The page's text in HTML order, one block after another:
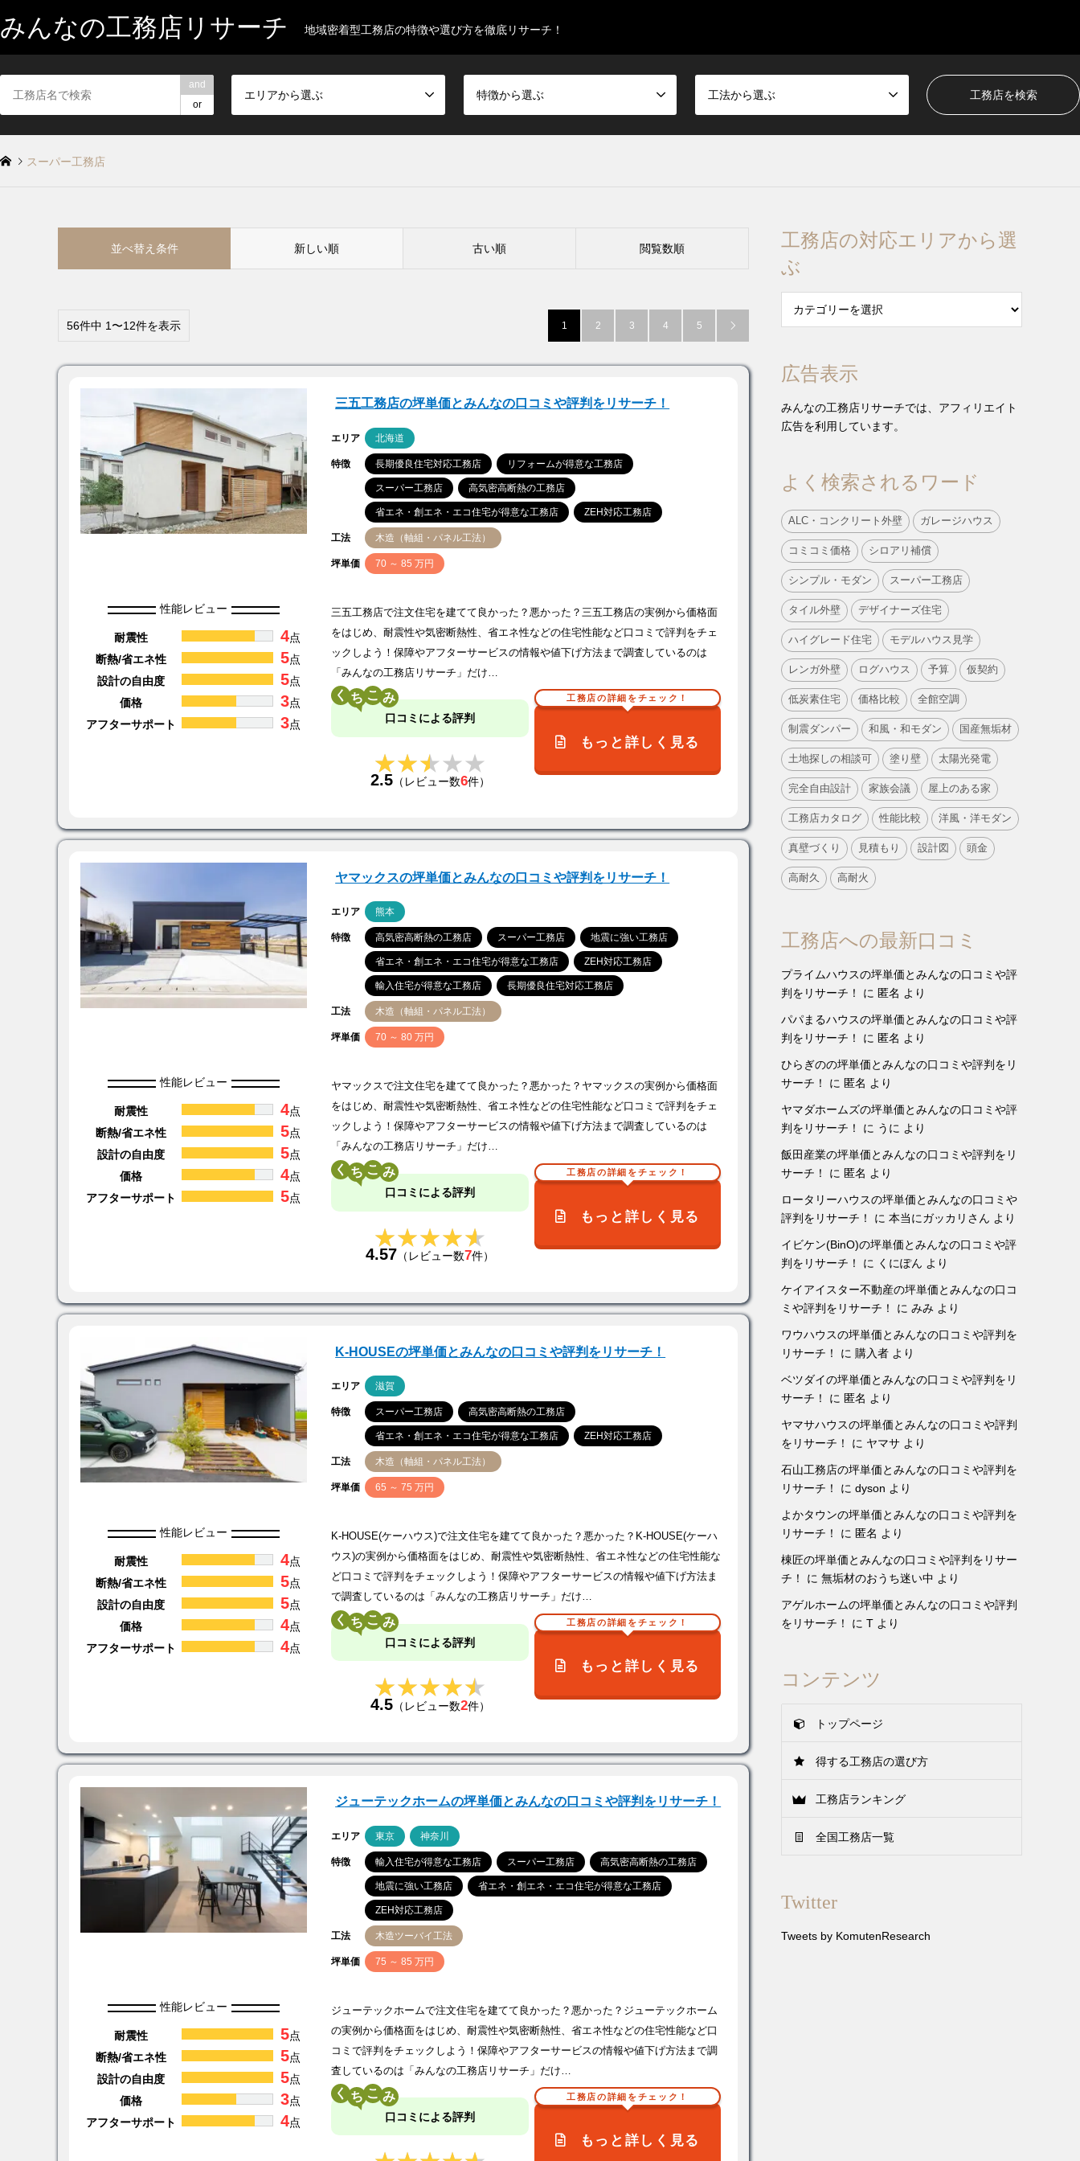
みんなの工務店リサーチ 地域密着型工務店の特徴や選び方を徹底リサーチ！
and
or
エリアから選ぶ 特徴から選ぶ 工法から選ぶ
スーパー工務店
並べ替え条件 新しい順 古い順 閲覧数順
56件中 1〜12件を表示 1 2 3 4 5 
三五工務店の坪単価とみんなの口コミや評判をリサーチ！
エリア 北海道
特徴 長期優良住宅対応工務店 リフォームが得意な工務店
スーパー工務店 高気密高断熱の工務店
省エネ・創エネ・エコ住宅が得意な工務店 ZEH対応工務店
工法 木造（軸組・パネル工法）
坪単価 70 ～ 85 万円
性能レビュー
耐震性 4点
断熱/省エネ性
5点
設計の自由度
5点
価格
3点
アフターサポート
3点
三五工務店で注文住宅を建てて良かった？悪かった？三五工務店の実例から価格面
をはじめ、耐震性や気密断熱性、省エネ性などの住宅性能など口コミで評判をチェ
ックしよう！保障やアフターサービスの情報や値下げ方法まで調査しているのは
「みんなの工務店リサーチ」だけ…
く こ
口コミによる評判
★★★★★
★★★★★
2.5（レビュー数6件）
工務店の詳細をチェック！
もっと詳しく見る
ヤマックスの坪単価とみんなの口コミや評判をリサーチ！
エリア 熊本
特徴 高気密高断熱の工務店 スーパー工務店 地震に強い工務店
省エネ・創エネ・エコ住宅が得意な工務店 ZEH対応工務店
輸入住宅が得意な工務店 長期優良住宅対応工務店
工法 木造（軸組・パネル工法）
坪単価 70 ～ 80 万円
性能レビュー
耐震性 4点
断熱/省エネ性
5点
設計の自由度
5点
価格
4点
アフターサポート
5点
ヤマックスで注文住宅を建てて良かった？悪かった？ヤマックスの実例から価格面
をはじめ、耐震性や気密断熱性、省エネ性などの住宅性能など口コミで評判をチェ
ックしよう！保障やアフターサービスの情報や値下げ方法まで調査しているのは
「みんなの工務店リサーチ」だけ…
く こ
口コミによる評判
★★★★★
★★★★★
4.57 （レビュー数7件）
工務店の詳細をチェック！
もっと詳しく見る
K-HOUSEの坪単価とみんなの口コミや評判をリサーチ！
エリア 滋賀
特徴 スーパー工務店 高気密高断熱の工務店
省エネ・創エネ・エコ住宅が得意な工務店 ZEH対応工務店
工法 木造（軸組・パネル工法）
坪単価 65 ～ 75 万円
性能レビュー
耐震性 4点
断熱/省エネ性
5点
設計の自由度
5点
価格
4点
アフターサポート
4点
K-HOUSE(ケーハウス)で注文住宅を建てて良かった？悪かった？K-HOUSE(ケーハ
ウス)の実例から価格面をはじめ、耐震性や気密断熱性、省エネ性などの住宅性能な
ど口コミで評判をチェックしよう！保障やアフターサービスの情報や値下げ方法ま
で調査しているのは「みんなの工務店リサーチ」だけ…
く こ
口コミによる評判
★★★★★
★★★★★
4.5（レビュー数2件）
工務店の詳細をチェック！
もっと詳しく見る
ジューテックホームの坪単価とみんなの口コミや評判をリサーチ！
エリア 東京 神奈川
特徴 輸入住宅が得意な工務店 スーパー工務店 高気密高断熱の工務店
地震に強い工務店 省エネ・創エネ・エコ住宅が得意な工務店
ZEH対応工務店
工法 木造ツーバイ工法
坪単価 75 ～ 85 万円
性能レビュー
耐震性 5点
断熱/省エネ性
5点
設計の自由度
5点
価格
3点
アフターサポート
4点
ジューテックホームで注文住宅を建てて良かった？悪かった？ジューテックホーム
の実例から価格面をはじめ、耐震性や気密断熱性、省エネ性などの住宅性能など口
コミで評判をチェックしよう！保障やアフターサービスの情報や値下げ方法まで調
査しているのは「みんなの工務店リサーチ」だけ…
く こ
口コミによる評判
工務店の詳細をチェック！
もっと詳しく見る
工務店の対応エリアから選
ぶ
広告表示
みんなの工務店リサーチでは、アフィリエイト
広告を利用しています。
よく検索されるワード
ALC・コンクリート外壁 ガレージハウス
コミコミ価格 シロアリ補償
シンプル・モダン スーパー工務店
タイル外壁 デザイナーズ住宅
ハイグレード住宅 モデルハウス見学
レンガ外壁 ログハウス 予算 仮契約
低炭素住宅 価格比較 全館空調
制震ダンパー 和風・和モダン 国産無垢材
土地探しの相談可 塗り壁 太陽光発電
完全自由設計 家族会議 屋上のある家
工務店カタログ 性能比較 洋風・洋モダン
真壁づくり 見積もり 設計図 頭金
高耐久 高耐火
工務店への最新口コミ
プライムハウスの坪単価とみんなの口コミや評
判をリサーチ！
に 匿名 より
パパまるハウスの坪単価とみんなの口コミや評
判をリサーチ！
に 匿名 より
ひらぎのの坪単価とみんなの口コミや評判をリ
サーチ！
に 匿名 より
ヤマダホームズの坪単価とみんなの口コミや評
判をリサーチ！
に うに より
飯田産業の坪単価とみんなの口コミや評判をリ
サーチ！
に 匿名 より
ロータリーハウスの坪単価とみんなの口コミや
評判をリサーチ！
に 本当にガッカリさん より
イビケン(BinO)の坪単価とみんなの口コミや評
判をリサーチ！
に くにぽん より
ケイアイスター不動産の坪単価とみんなの口コ
ミや評判をリサーチ！
に みみ より
ワウハウスの坪単価とみんなの口コミや評判を
リサーチ！
に 購入者 より
ベツダイの坪単価とみんなの口コミや評判をリ
サーチ！
に 匿名 より
ヤマサハウスの坪単価とみんなの口コミや評判
をリサーチ！
に ヤマサ より
石山工務店の坪単価とみんなの口コミや評判を
リサーチ！
に dyson より
よかタウンの坪単価とみんなの口コミや評判を
リサーチ！
に 匿名 より
棟匠の坪単価とみんなの口コミや評判をリサー
チ！
に 無垢材のおうち迷い中 より
アゲルホームの坪単価とみんなの口コミや評判
をリサーチ！
に T より
コンテンツ
トップページ
得する工務店の選び方
工務店ランキング
全国工務店一覧
Twitter
Tweets by KomutenResearch